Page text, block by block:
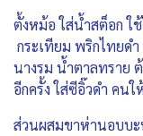
ตั้งหม้อ ใส่น้ำสต็อก ใ
กระเทียม พริกไทยด
นางรม น้ำตาลทราย
อีกครั้ง ใส่ซีอิ๊วดำ คน
ส่วนผสมขาห่านอบบ